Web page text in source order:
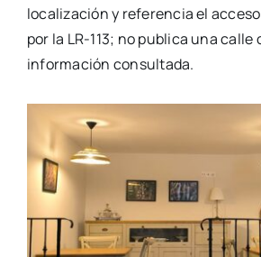
localización y referencia el
por la LR-113; no publica una
información consultada.